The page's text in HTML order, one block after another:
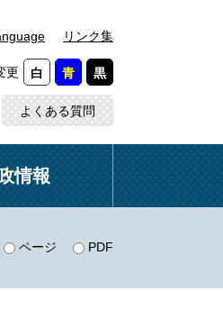
リンク集
更 白 青 黒
よくある質問
情報
ページ PDF